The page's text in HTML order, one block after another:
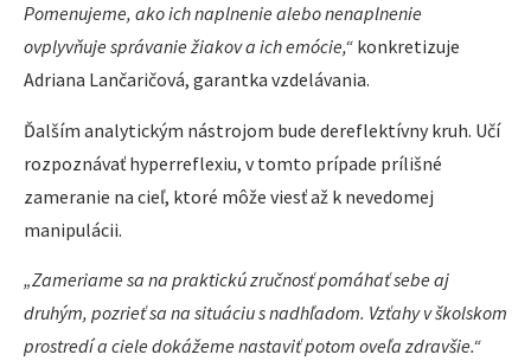
Pomenujeme, ako ich naplnenie alebo nenaplnenie
ovplyvňuje správanie žiakov a ich emócie,“ konkretizuje
Adriana Lančaričová, garantka vzdelávania.
Ďalším analytickým nástrojom bude dereflektívny kruh. Učí
rozpoznávať hyperreflexiu, v tomto prípade prílišné
zameranie na cieľ, ktoré môže viesť až k nevedomej
manipulácii.
„Zameriame sa na praktickú zručnosť pomáhať sebe aj
druhým, pozrieť sa na situáciu s nadhľadom. Vzťahy v školskom
prostredí a ciele dokážeme nastaviť potom oveľa zdravšie.“